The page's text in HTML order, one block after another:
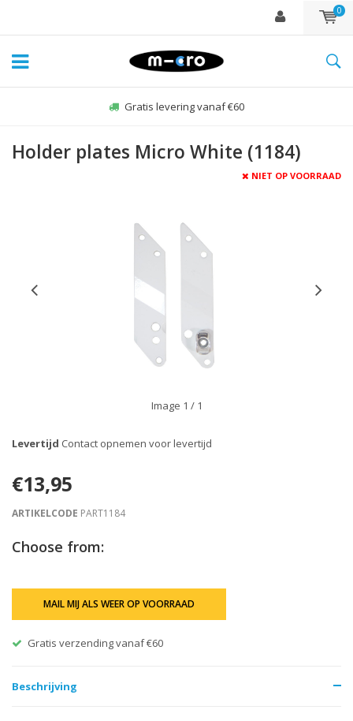
0
Gratis levering vanaf €60
Holder plates Micro White (1184)
NIET OP VOORRAAD
Image 1 / 1
Levertijd Contact opnemen voor levertijd
€13,95
ARTIKELCODE PART1184
Choose from:
MAIL MIJ ALS WEER OP VOORRAAD
Gratis verzending vanaf €60
Beschrijving